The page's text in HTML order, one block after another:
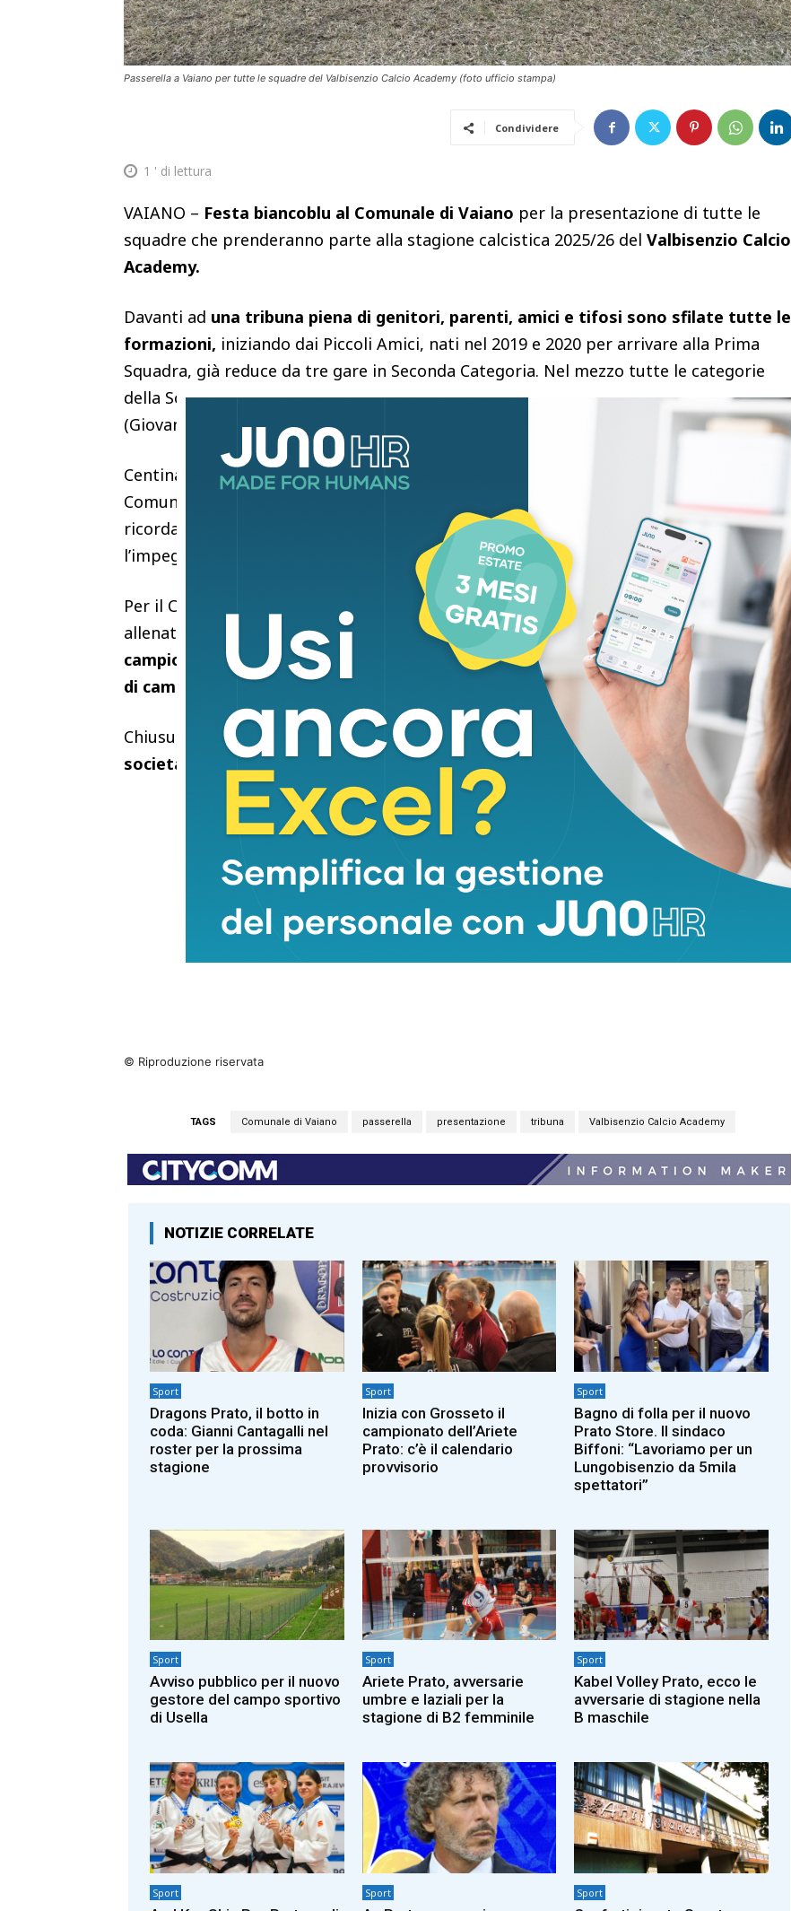
Passerella a Vaiano per tutte le squadre del Valbisenzio Calcio Academy (foto ufficio stampa)
Condividere
1 ' di lettura
VAIANO – Festa biancoblu al Comunale di Vaiano per la presentazione di tutte le
squadre che prenderanno parte alla stagione calcistica 2025/26 del Valbisenzio Calcio
Academy.
Davanti ad una tribuna piena di genitori, parenti, amici e tifosi sono sfilate tutte le
formazioni, iniziando dai Piccoli Amici, nati nel 2019 e 2020 per arrivare alla Prima
Squadra, già reduce da tre gare in Seconda Categoria. Nel mezzo tutte le categorie
della Scuola Calcio (Primi Calci, Pulcini ed Esordienti) e quelle del calcio giovanile
(Giovanissimi, Allievi e Juniores).
Centinaia di atleti in tuta bianca e blu per una festa che ha portato sul terreno del
Comunale anche
che ha salutato tutti
ricordando l’importanza, anche sociale, del calcio giovanile e ha sottolineato
l’impegno della società del
presidente Fernando Buffini.
Per il Consiglio, riunito a centrocampo per salutare e applaudire squadre, istruttori,
allenatori e dirigenti, la festa è stata anche il momento per celebrareil debutto nei
campionati regionali con i giovanissimi
anche loro già arrivati alla terza giornata
di campionato con ottimi risultati.
Chiusura con una foto di gruppo che testimonia
la crescita in numeri e qualità della
società, pronta ad affrontare la nuova stagione nel migliore dei modi.
© Riproduzione riservata
TAGS Comunale di Vaiano passerella presentazione tribuna Valbisenzio Calcio Academy
NOTIZIE CORRELATE
Sport
Dragons Prato, il botto in
coda: Gianni Cantagalli nel
roster per la prossima
stagione
Sport
Inizia con Grosseto il
campionato dell’Ariete
Prato: c’è il calendario
provvisorio
Sport
Bagno di folla per il nuovo
Prato Store. Il sindaco
Biffoni: “Lavoriamo per un
Lungobisenzio da 5mila
spettatori”
Sport
Avviso pubblico per il nuovo
gestore del campo sportivo
di Usella
Sport
Ariete Prato, avversarie
umbre e laziali per la
stagione di B2 femminile
Sport
Kabel Volley Prato, ecco le
avversarie di stagione nella
B maschile
Sport Sport Sport